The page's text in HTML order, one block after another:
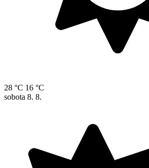
28 °C 16 °C
sobota 8. 8.